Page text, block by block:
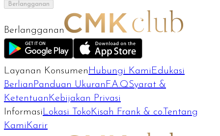
Berlangganan
Berlangganan
Layanan Konsumen Hubungi Kami Edukasi
Berlian Panduan Ukuran F.A.QSyarat &
Ketentuan Kebijakan Privasi
Informasi Lokasi Toko Kisah Frank & co.Tentang
Kami Karir